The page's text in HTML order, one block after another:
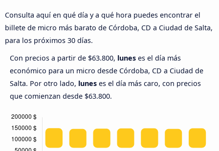
Consulta aquí en qué día y a qué hora puedes encontrar el
billete de micro más barato de Córdoba, CD a Ciudad de Salta,
para los próximos 30 días.
Con precios a partir de $63.800, lunes es el día más
económico para un micro desde Córdoba, CD a Ciudad de
Salta. Por otro lado, lunes es el día más caro, con precios
que comienzan desde $63.800.